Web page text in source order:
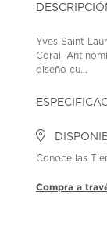
Yves Saint
Corail
diseño cu...
Conoce las
Compra a